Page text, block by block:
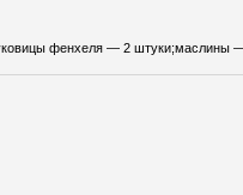
фенхеля — 2